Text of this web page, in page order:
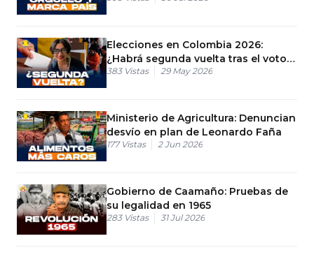
Elecciones en Colombia 2026:
¿Habrá segunda vuelta tras el voto
del domingo?
383 Vistas 29 May 2026
Ministerio de Agricultura: Denuncian
desvío en plan de Leonardo Faña
177 Vistas 2 Jun 2026
Gobierno de Caamaño: Pruebas de
su legalidad en 1965
283 Vistas 31 Jul 2026